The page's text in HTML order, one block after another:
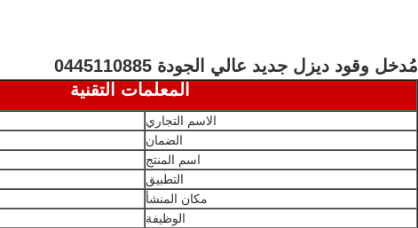
مُدخل وقود ديزل جديد عالي الجودة 0445110885
المعلمات التقنية
الاسم التجاري
الضمان
اسم المنتج
التطبيق
مكان المنشأ
الوظيفة